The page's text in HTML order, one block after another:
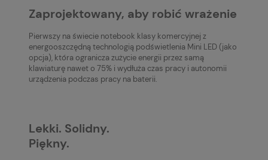
Zaprojektowany, aby robić wrażenie
Pierwszy na świecie notebook klasy komercyjnej z
energooszczędną technologią podświetlenia Mini LED (jako
opcja), która ogranicza zużycie energii przez samą
klawiaturę nawet o 75% i wydłuża czas pracy i autonomii
urządzenia podczas pracy na baterii.
Lekki. Solidny.
Piękny.